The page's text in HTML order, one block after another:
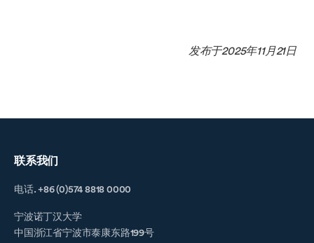
发布于2025年11月21日
联系我们
电话. +86 (0)574 8818 0000
宁波诺丁汉大学
中国浙江省宁波市泰康东路199号